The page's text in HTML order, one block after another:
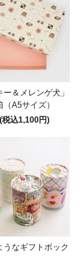
ー＆メレンゲ犬」
A5サイズ）
税込1,100円)
うなギフトボック